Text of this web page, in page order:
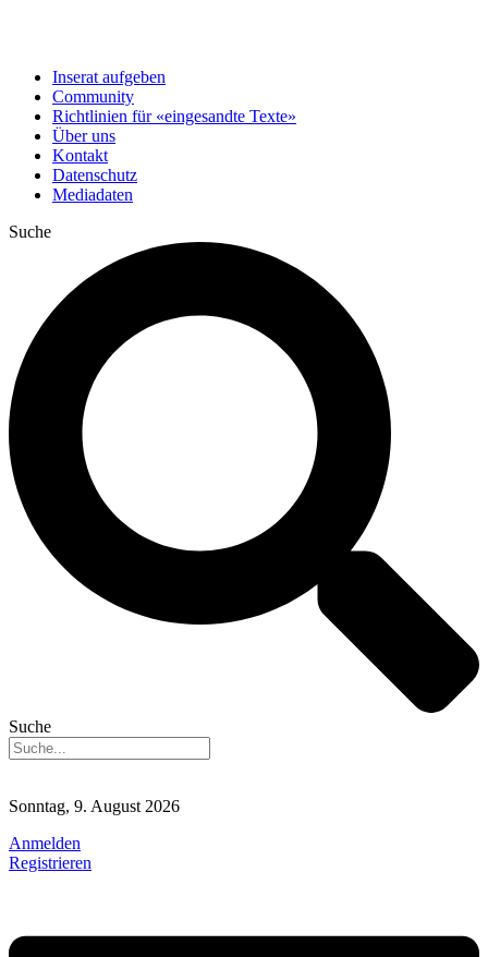
Inserat aufgeben
Community
Richtlinien für «eingesandte Texte»
Über uns
Kontakt
Datenschutz
Mediadaten
Suche
Suche
Sonntag, 9. August 2026
Anmelden
Registrieren